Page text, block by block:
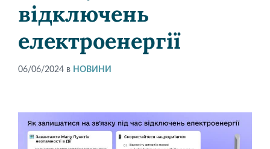
відключень
електроенергії
06/06/2024 в НОВИНИ